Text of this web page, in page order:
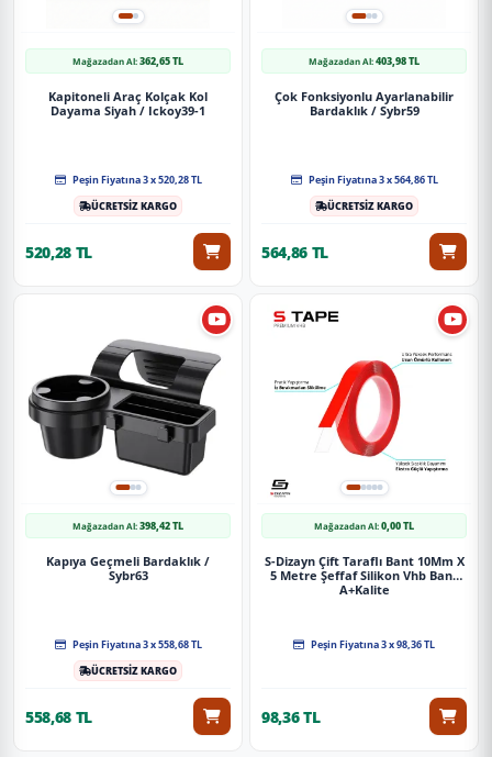
Mağazadan Al:362,65 TL
Kapitoneli Araç Kolçak Kol
Dayama Siyah / Ickoy39-1
Peşin Fiyatına 3 x 520,28 TL
ÜCRETSİZ KARGO
520,28 TL
Mağazadan Al:403,98 TL
Çok Fonksiyonlu Ayarlanabilir
Bardaklık / Sybr59
Peşin Fiyatına 3 x 564,86 TL
ÜCRETSİZ KARGO
564,86 TL
Mağazadan Al:398,42 TL
Kapıya Geçmeli Bardaklık /
Sybr63
Peşin Fiyatına 3 x 558,68 TL
ÜCRETSİZ KARGO
558,68 TL
Mağazadan Al:0,00 TL
S-Dizayn Çift Taraflı Bant 10Mm X
5 Metre Şeffaf Silikon Vhb Bant
A+Kalite
Peşin Fiyatına 3 x 98,36 TL
98,36 TL